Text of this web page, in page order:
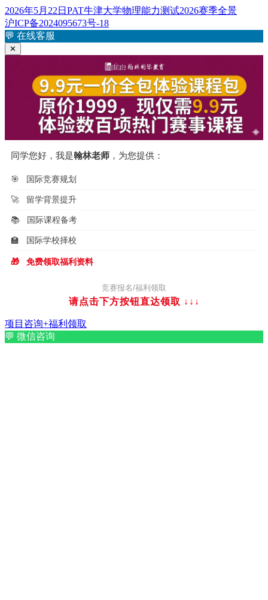
发
布
于
2026年5月22日 标
签
PAT牛津大学物理能力测试2026赛季全景
沪ICP备2024095673号-18
💬 在线客服
✕
同学您好，我是翰林老师 ，为您提供：
🎯 国际竞赛规划
🚀 留学背景提升
📚 国际课程备考
🏫 国际学校择校
🎁 免费领取福利资料
竞赛报名/福利领取
请点击下方按钮直达领取 ↓↓↓
项目咨询+福利领取
💬 微信咨询